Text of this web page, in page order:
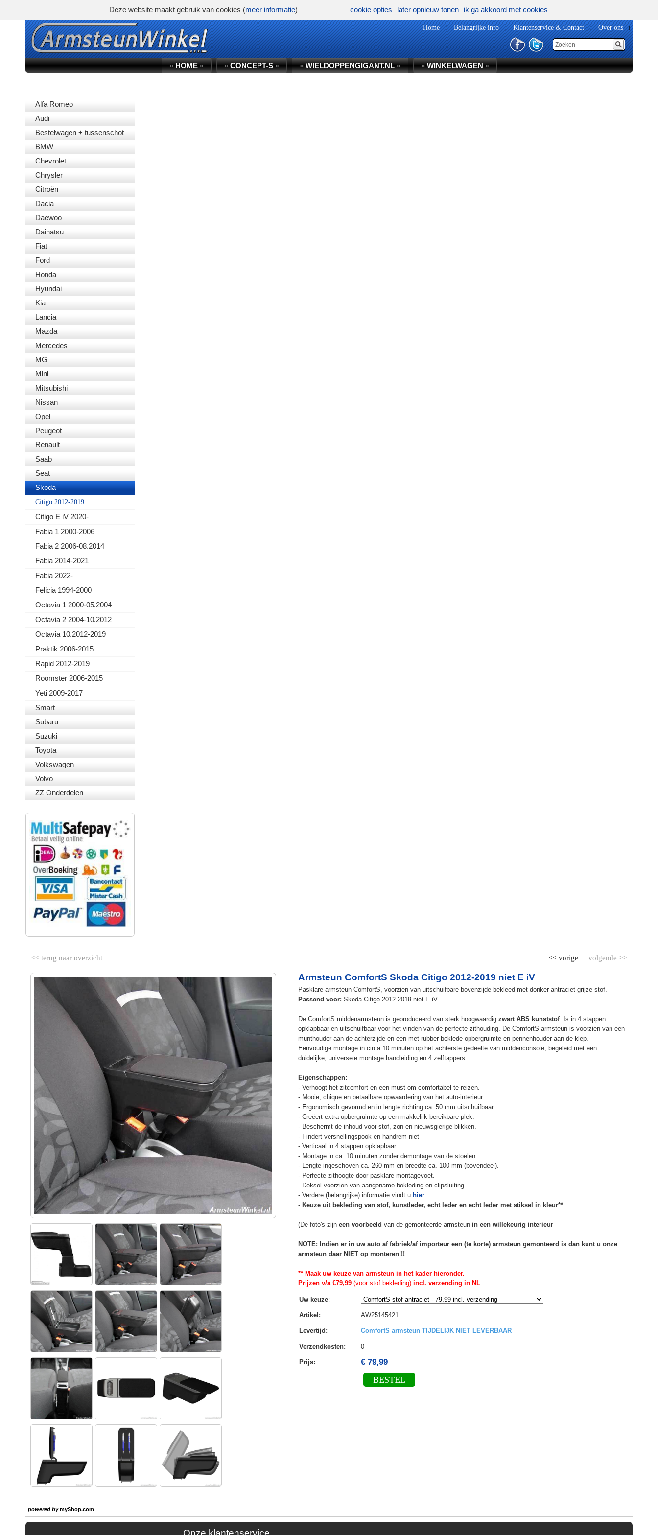
Home Belangrijke info Klantenservice & Contact Over ons
»HOME« »CONCEPT-S« »WIELDOPPENGIGANT.NL« »WINKELWAGEN«
Alfa Romeo
Audi
Bestelwagen + tussenschot
BMW
Chevrolet
Chrysler
Citroën
Dacia
Daewoo
Daihatsu
Fiat
Ford
Honda
Hyundai
Kia
Lancia
Mazda
Mercedes
MG
Mini
Mitsubishi
Nissan
Opel
Peugeot
Renault
Saab
Seat
Skoda
Citigo 2012-2019
Citigo E iV 2020-
Fabia 1 2000-2006
Fabia 2 2006-08.2014
Fabia 2014-2021
Fabia 2022-
Felicia 1994-2000
Octavia 1 2000-05.2004
Octavia 2 2004-10.2012
Octavia 10.2012-2019
Praktik 2006-2015
Rapid 2012-2019
Roomster 2006-2015
Yeti 2009-2017
Smart
Subaru
Suzuki
Toyota
Volkswagen
Volvo
ZZ Onderdelen
<< terug naar overzicht volgende >>
<< vorige
Armsteun ComfortS Skoda Citigo 2012-2019 niet E iV
Pasklare armsteun ComfortS, voorzien van uitschuifbare bovenzijde bekleed met donker antraciet grijze stof.
Passend voor: Skoda Citigo 2012-2019 niet E iV
De ComfortS middenarmsteun is geproduceerd van sterk hoogwaardig zwart ABS kunststof. Is in 4 stappen
opklapbaar en uitschuifbaar voor het vinden van de perfecte zithouding. De ComfortS armsteun is voorzien van een
munthouder aan de achterzijde en een met rubber beklede opbergruimte en pennenhouder aan de klep.
Eenvoudige montage in circa 10 minuten op het achterste gedeelte van middenconsole, begeleid met een
duidelijke, universele montage handleiding en 4 zelftappers.
Eigenschappen:
- Verhoogt het zitcomfort en een must om comfortabel te reizen.
- Mooie, chique en betaalbare opwaardering van het auto-interieur.
- Ergonomisch gevormd en in lengte richting ca. 50 mm uitschuifbaar.
- Creëert extra opbergruimte op een makkelijk bereikbare plek.
- Beschermt de inhoud voor stof, zon en nieuwsgierige blikken.
- Hindert versnellingspook en handrem niet
- Verticaal in 4 stappen opklapbaar.
- Montage in ca. 10 minuten zonder demontage van de stoelen.
- Lengte ingeschoven ca. 260 mm en breedte ca. 100 mm (bovendeel).
- Perfecte zithoogte door pasklare montagevoet.
- Deksel voorzien van aangename bekleding en clipsluiting.
- Verdere (belangrijke) informatie vindt u hier.
- Keuze uit bekleding van stof, kunstleder, echt leder en echt leder met stiksel in kleur**
(De foto's zijn een voorbeeld van de gemonteerde armsteun in een willekeurig interieur
NOTE: Indien er in uw auto af fabriek/af importeur een (te korte) armsteun gemonteerd is dan kunt u onze
armsteun daar NIET op monteren!!!
** Maak uw keuze van armsteun in het kader hieronder.
Prijzen v/a €79,99(voor stof bekleding)incl. verzending in NL.
Uw keuze:
Artikel : AW25145421
Levertijd : ComfortS armsteun TIJDELIJK NIET LEVERBAAR
Verzendkosten: 0
Prijs: € 79,99
BESTEL
powered bymyShop.com
Onze klantenservice
Deze website maakt gebruik van cookies (meer informatie) cookie opties later opnieuw tonen ik ga akkoord met cookies